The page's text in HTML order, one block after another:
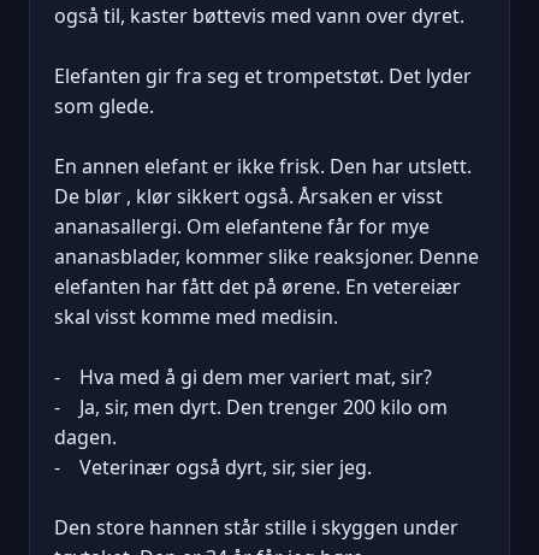
også til, kaster bøttevis med vann over dyret.
Elefanten gir fra seg et trompetstøt. Det lyder
som glede.
En annen elefant er ikke frisk. Den har utslett.
De blør , klør sikkert også. Årsaken er visst
ananasallergi. Om elefantene får for mye
ananasblader, kommer slike reaksjoner. Denne
elefanten har fått det på ørene. En vetereiær
skal visst komme med medisin.
- Hva med å gi dem mer variert mat, sir?
- Ja, sir, men dyrt. Den trenger 200 kilo om
dagen.
- Veterinær også dyrt, sir, sier jeg.
Den store hannen står stille i skyggen under